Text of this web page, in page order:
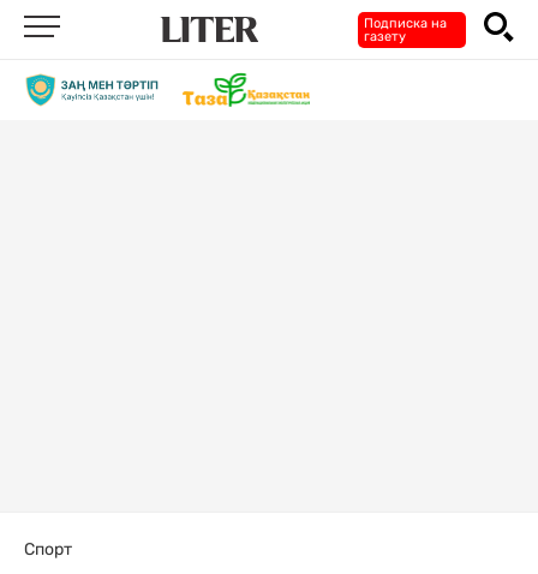
Подписка на
газету
Спорт